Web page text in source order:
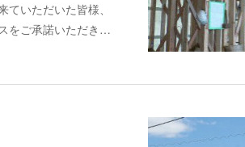
いただいた皆様、
をご承諾いただき…